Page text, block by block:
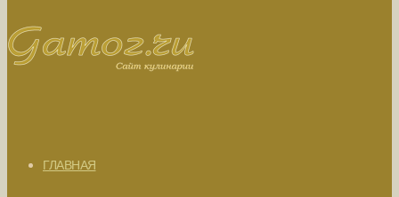
ГЛАВНАЯ